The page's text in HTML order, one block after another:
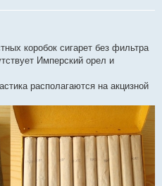
коробок сигарет без фильтра
Имперский орел и
располагаются на акцизной